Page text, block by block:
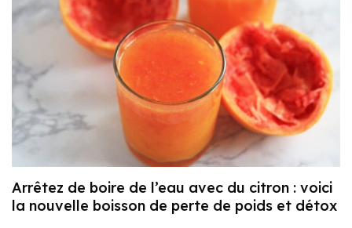
Arrêtez de boire de l’eau avec du citron : voici
la nouvelle boisson de perte de poids et détox